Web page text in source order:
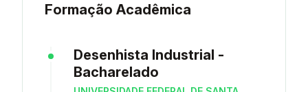
Formação Acadêmica
Desenhista Industrial -
Bacharelado